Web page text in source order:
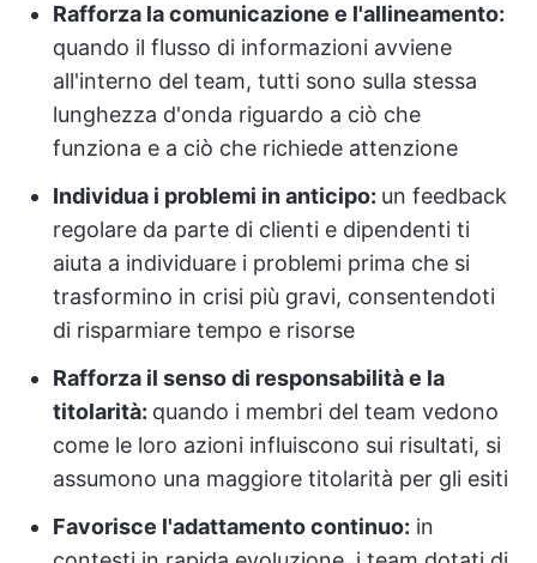
Rafforza la comunicazione e l'allineamento:
quando il flusso di informazioni avviene
all'interno del team, tutti sono sulla stessa
lunghezza d'onda riguardo a ciò che
funziona e a ciò che richiede attenzione
Individua i problemi in anticipo: un feedback
regolare da parte di clienti e dipendenti ti
aiuta a individuare i problemi prima che si
trasformino in crisi più gravi, consentendoti
di risparmiare tempo e risorse
Rafforza il senso di responsabilità e la
titolarità: quando i membri del team vedono
come le loro azioni influiscono sui risultati, si
assumono una maggiore titolarità per gli esiti
Favorisce l'adattamento continuo: in